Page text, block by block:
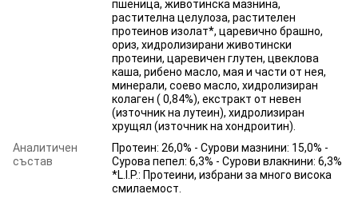
пшеница, животинска мазнина,
растителна целулоза, растителен
протеинов изолат*, царевично брашно,
ориз, хидролизирани животински
протеини, царевичен глутен, цвеклова
каша, рибено масло, мая и части от нея,
минерали, соево масло, хидролизиран
колаген ( 0,84%), екстракт от невен
(източник на лутеин), хидролизиран
хрущял (източник на хондроитин).
Аналитичен
състав
Протеин: 26,0% - Сурови мазнини: 15,0% -
Сурова пепел: 6,3% - Сурови влакнини: 6,3%
*L.I.P.: Протеини, избрани за много висока
смилаемост.